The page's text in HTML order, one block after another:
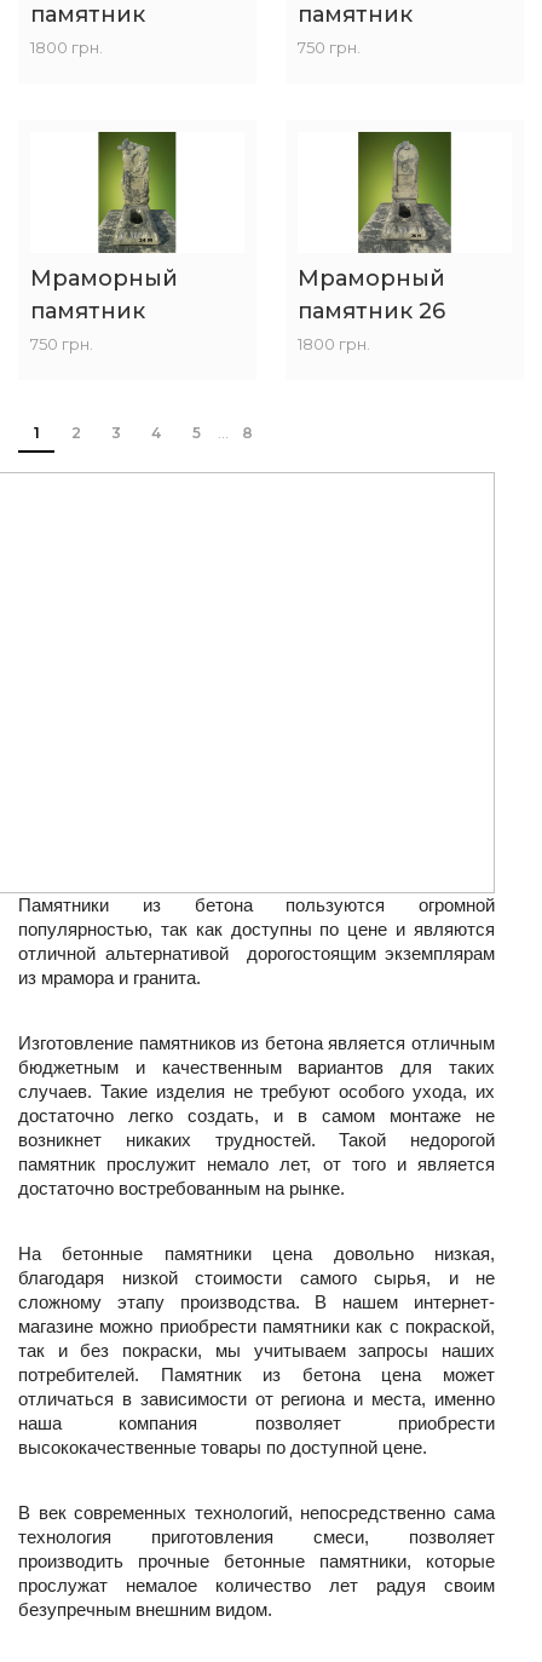
памятник
1800 грн.
памятник
750 грн.
Мраморный
памятник
750 грн.
Мраморный
памятник 26
1800 грн.
1 2 3 4 5 8
Памятники из бетона пользуются огромной
популярностью, так как доступны по цене и являются
отличной альтернативой  дорогостоящим экземплярам
из мрамора и гранита.
Изготовление памятников из бетона является отличным
бюджетным и качественным вариантов для таких
случаев. Такие изделия не требуют особого ухода, их
достаточно легко создать, и в самом монтаже не
возникнет никаких трудностей. Такой недорогой
памятник прослужит немало лет, от того и является
достаточно востребованным на рынке.
На бетонные памятники цена довольно низкая,
благодаря низкой стоимости самого сырья, и не
сложному этапу производства. В нашем интернет-
магазине можно приобрести памятники как с покраской,
так и без покраски, мы учитываем запросы наших
потребителей. Памятник из бетона цена может
отличаться в зависимости от региона и места, именно
наша компания позволяет приобрести
высококачественные товары по доступной цене.
В век современных технологий, непосредственно сама
технология приготовления смеси, позволяет
производить прочные бетонные памятники, которые
прослужат немалое количество лет радуя своим
безупречным внешним видом.